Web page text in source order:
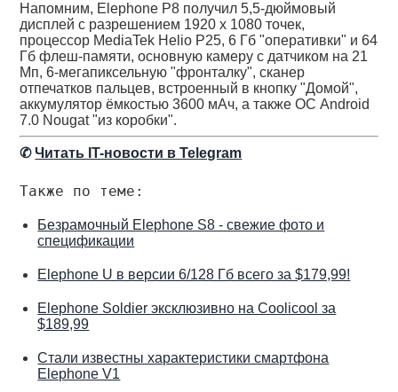
Напомним, Elephone P8 получил 5,5-дюймовый
дисплей с разрешением 1920 х 1080 точек,
процессор MediaTek Helio P25, 6 Гб "оперативки" и 64
Гб флеш-памяти, основную камеру с датчиком на 21
Мп, 6-мегапиксельную "фронталку", сканер
отпечатков пальцев, встроенный в кнопку "Домой",
аккумулятор ёмкостью 3600 мАч, а также ОС Android
7.0 Nougat "из коробки".
✆Читать IT-новости в Telegram
Также по теме:
Безрамочный Elephone S8 - свежие фото и
спецификации
Elephone U в версии 6/128 Гб всего за $179,99!
Elephone Soldier эксклюзивно на Coolicool за
$189,99
Стали известны характеристики смартфона
Elephone V1